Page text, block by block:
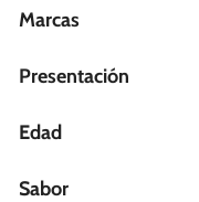
Marcas
Presentación
Edad
Sabor